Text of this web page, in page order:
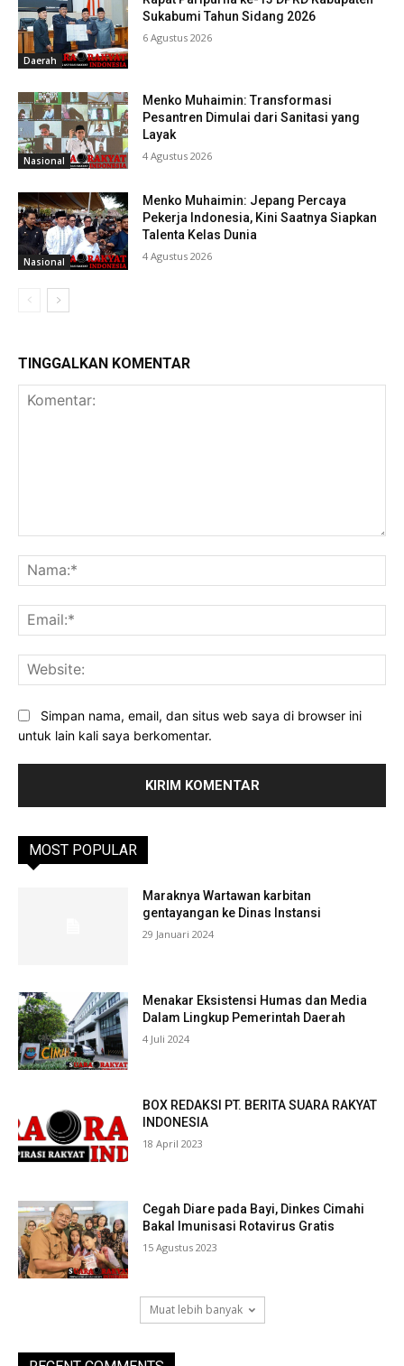
Daerah
Sukabumi Tahun Sidang 2026
6 Agustus 2026
Nasional
Menko Muhaimin: Transformasi
Pesantren Dimulai dari Sanitasi yang
Layak
4 Agustus 2026
Nasional
Menko Muhaimin: Jepang Percaya
Pekerja Indonesia, Kini Saatnya Siapkan
Talenta Kelas Dunia
4 Agustus 2026
TINGGALKAN KOMENTAR
Simpan nama, email, dan situs web saya di browser ini
untuk lain kali saya berkomentar.
MOST POPULAR
Maraknya Wartawan karbitan
gentayangan ke Dinas Instansi
29 Januari 2024
Menakar Eksistensi Humas dan Media
Dalam Lingkup Pemerintah Daerah
4 Juli 2024
BOX REDAKSI PT. BERITA SUARA RAKYAT
INDONESIA
18 April 2023
Cegah Diare pada Bayi, Dinkes Cimahi
Bakal Imunisasi Rotavirus Gratis
15 Agustus 2023
Muat lebih banyak